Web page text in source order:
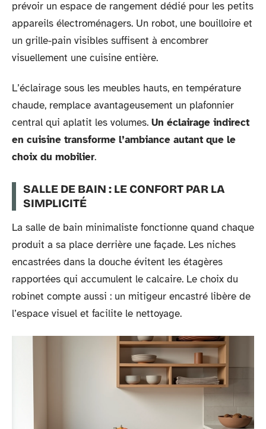
prévoir un espace de rangement dédié pour les petits
appareils électroménagers. Un robot, une bouilloire et
un grille-pain visibles suffisent à encombrer
visuellement une cuisine entière.
L’éclairage sous les meubles hauts, en température
chaude, remplace avantageusement un plafonnier
central qui aplatit les volumes. Un éclairage indirect
en cuisine transforme l’ambiance autant que le
choix du mobilier.
SALLE DE BAIN : LE CONFORT PAR LA
SIMPLICITÉ
La salle de bain minimaliste fonctionne quand chaque
produit a sa place derrière une façade. Les niches
encastrées dans la douche évitent les étagères
rapportées qui accumulent le calcaire. Le choix du
robinet compte aussi : un mitigeur encastré libère de
l’espace visuel et facilite le nettoyage.